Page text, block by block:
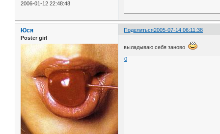
2006-01-12 22:48:48
Поделиться2005-07-14 06:11:38
Юся
Poster girl
выладываю себя заново
0